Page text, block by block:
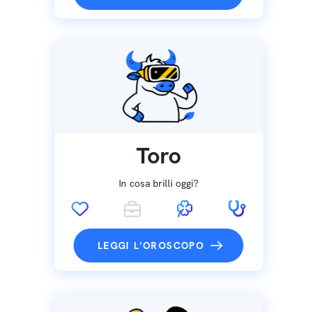
Toro
In cosa brilli oggi?
LEGGI L'OROSCOPO